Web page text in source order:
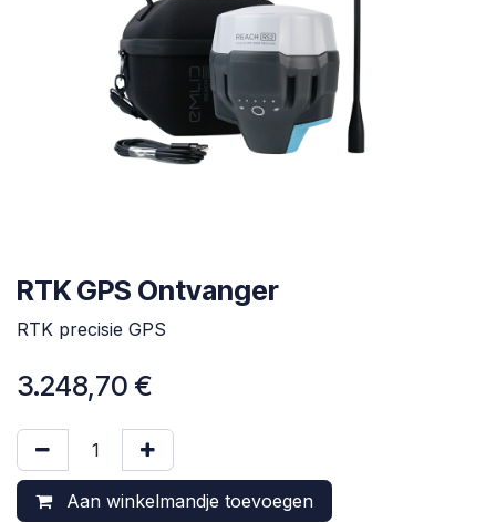
RTK GPS Ontvanger
RTK precisie GPS
3.248,70 €
Aan winkelmandje toevoegen